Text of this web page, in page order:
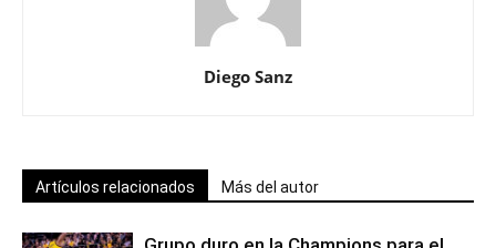
Diego Sanz
Artículos relacionados Más del autor